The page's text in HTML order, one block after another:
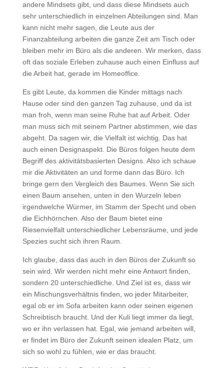
andere Mindsets gibt, und dass diese Mindsets auch
sehr unterschiedlich in einzelnen Abteilungen sind. Man
kann nicht mehr sagen, die Leute aus der
Finanzabteilung arbeiten die ganze Zeit am Tisch oder
bleiben mehr im Büro als die anderen. Wir merken, dass
oft das soziale Erleben zuhause auch einen Einfluss auf
die Arbeit hat, gerade im Homeoffice.
Es gibt Leute, da kommen die Kinder mittags nach
Hause oder sind den ganzen Tag zuhause, und da ist
man froh, wenn man seine Ruhe hat auf Arbeit. Oder
man muss sich mit seinem Partner abstimmen, wie das
abgeht. Da sagen wir, die Vielfalt ist wichtig. Das hat
auch einen Designaspekt. Die Büros folgen heute dem
Begriff des aktivitätsbasierten Designs. Also ich schaue
mir die Aktivitäten an und forme dann das Büro. Ich
bringe gern den Vergleich des Baumes. Wenn Sie sich
einen Baum ansehen, unten in den Wurzeln leben
irgendwelche Würmer, im Stamm der Specht und oben
die Eichhörnchen. Also der Baum bietet eine
Riesenvielfalt unterschiedlicher Lebensräume, und jede
Spezies sucht sich ihren Raum.
Ich glaube, dass das auch in den Büros der Zukunft so
sein wird. Wir werden nicht mehr eine Antwort finden,
sondern 20 unterschiedliche. Und Ziel ist es, dass wir
ein Mischungsverhältnis finden, wo jeder Mitarbeiter,
egal ob er im Sofa arbeiten kann oder seinen eigenen
Schreibtisch braucht. Und der Kuli liegt immer da liegt,
wo er ihn verlassen hat. Egal, wie jemand arbeiten will,
er findet im Büro der Zukunft seinen idealen Platz, um
sich so wohl zu fühlen, wie er das braucht.